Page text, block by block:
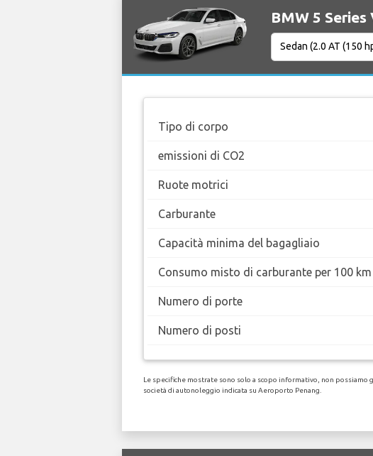
BMW 5
Tipo di corpo
emissioni di CO2
Ruote motrici
Carburante
Capacità minima del bagagliaio
Consumo misto di carburante per 100 km
Numero di porte
Numero di posti
Le specifiche mostrate sono solo a scopo informativo, non possiamo
società di autonoleggio indicata su Aeroporto Penang.